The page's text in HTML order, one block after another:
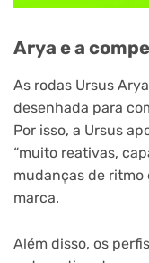
Arya e a
As rodas Ursus
desenhada para
Por isso, a Ursus
“muito reativas,
mudanças de ritmo
marca.
Além disso, os